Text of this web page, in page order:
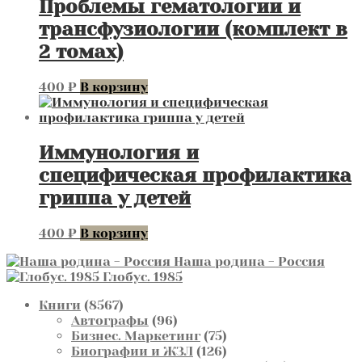
Проблемы гематологии и
трансфузиологии (комплект в
2 томах)
400 ₽ В корзину
Иммунология и
специфическая профилактика
гриппа у детей
400 ₽ В корзину
Наша родина - Россия
Глобус. 1985
Книги 85678567
товаров
Автографы 9696
товаров
Бизнес. Маркетинг 7575
товаров
Биографии и ЖЗЛ 126126